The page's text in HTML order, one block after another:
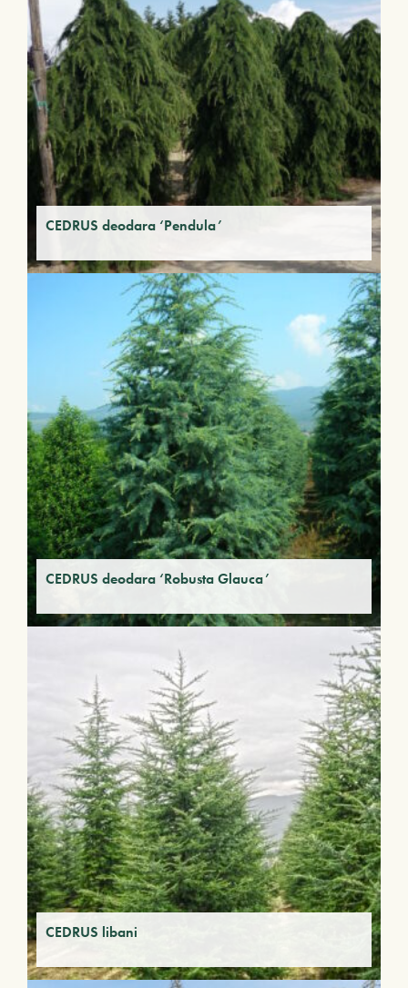
CEDRUS deodara ‘Pendula’
CEDRUS deodara ‘Robusta Glauca’
CEDRUS libani